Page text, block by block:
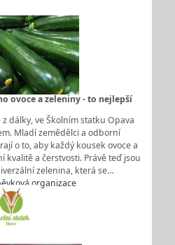
ovoce a zeleniny - to nejlepší
dálky, ve Školním statku Opava
Mladí zemědělci a odborní
o to, aby každý kousek ovoce a
kvalitě a čerstvosti. Právě teď jsou
zelenina, která se…
organizace